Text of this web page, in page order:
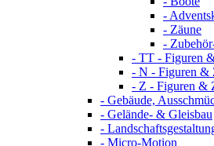
-
- Zäune
-
- TT - Figuren
- N - Figuren &
- Z - Figuren &
- Gebäude,
- Gelände- & Gleisbau
-
- Micro-Motion